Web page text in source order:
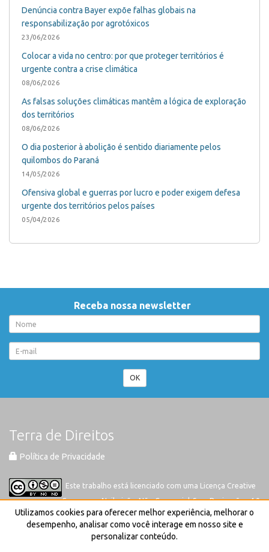
Denúncia contra Bayer expõe falhas globais na
responsabilização por agrotóxicos
23/06/2026
Colocar a vida no centro: por que proteger territórios é
urgente contra a crise climática
08/06/2026
As falsas soluções climáticas mantêm a lógica de exploração
dos territórios
08/06/2026
O dia posterior à abolição é sentido diariamente pelos
quilombos do Paraná
14/05/2026
Ofensiva global e guerras por lucro e poder exigem defesa
urgente dos territórios pelos países
05/04/2026
Receba nossa newsletter
OK
Terra de Direitos
Política de Privacidade
Este trabalho está licenciado com uma Licença Creative
Commons-Atribuição-Não Comercial-Sem Derivações 4.0
Internacional
Utilizamos cookies para oferecer melhor experiência, melhorar o
desempenho, analisar como você interage em nosso site e
personalizar conteúdo.